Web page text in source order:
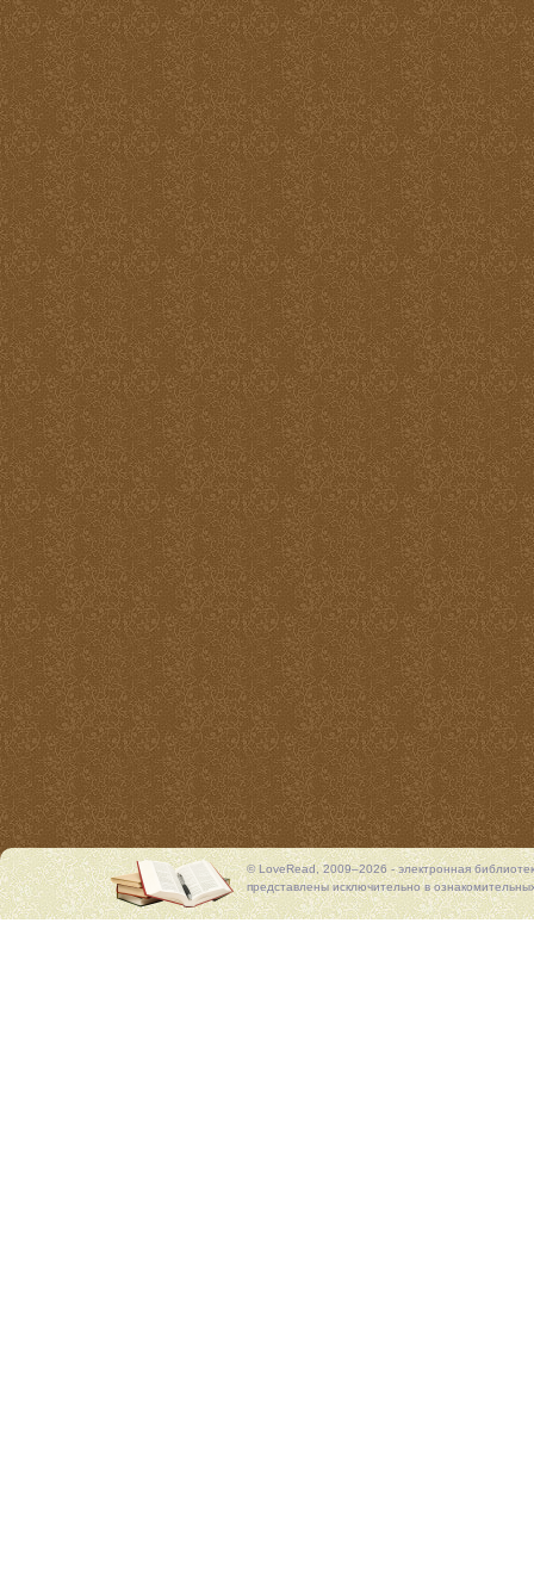
© LoveRead, 2009–2026 - электронная
представлены исключительно в